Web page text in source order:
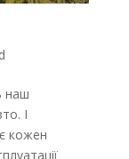
наш
І
кожен